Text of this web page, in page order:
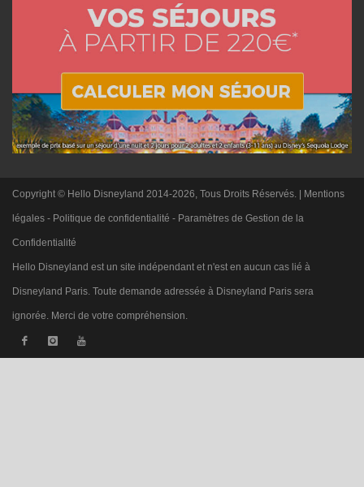
Copyright © Hello Disneyland 2014-2026, Tous Droits Réservés. | Mentions
légales - Politique de confidentialité - Paramètres de Gestion de la
Confidentialité
Hello Disneyland est un site indépendant et n'est en aucun cas lié à
Disneyland Paris. Toute demande adressée à Disneyland Paris sera
ignorée. Merci de votre compréhension.